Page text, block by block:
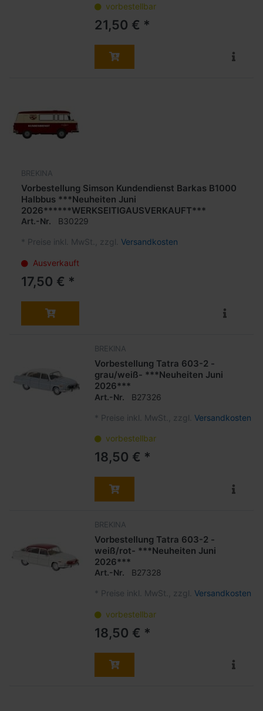
vorbestellbar
21,50 € *
BREKINA
Vorbestellung Simson Kundendienst Barkas B1000
Halbbus ***Neuheiten Juni
2026******WERKSEITIGAUSVERKAUFT***
Art.-Nr. B30229
* Preise inkl. MwSt., zzgl. Versandkosten
Ausverkauft
17,50 € *
BREKINA
Vorbestellung Tatra 603-2 -
grau/weiß- ***Neuheiten Juni
2026***
Art.-Nr. B27326
* Preise inkl. MwSt., zzgl. Versandkosten
vorbestellbar
18,50 € *
BREKINA
Vorbestellung Tatra 603-2 -
weiß/rot- ***Neuheiten Juni
2026***
Art.-Nr. B27328
* Preise inkl. MwSt., zzgl. Versandkosten
vorbestellbar
18,50 € *